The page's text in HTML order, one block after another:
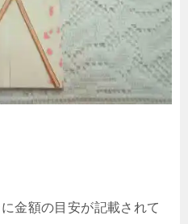
金額の目安が記載されて